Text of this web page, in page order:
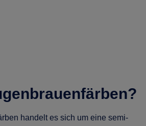
handelt es sich um eine semi-